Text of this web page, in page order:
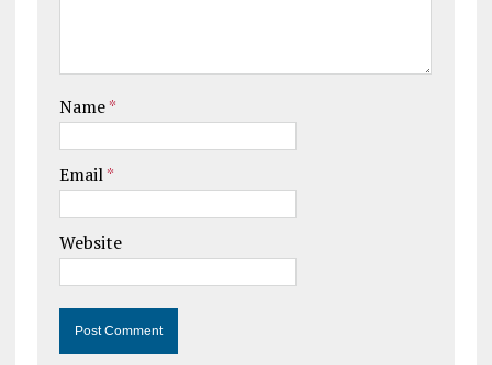
Name*
Email*
Website